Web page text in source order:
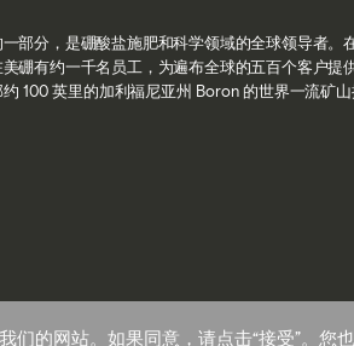
部分，是硼酸盐施肥和科学领域的全球领导者。
硼有约一千名员工，为遍布全球的五百个客户提
100 英里的加利福尼亚州 Boron 的世界一流矿
的网站。如果同意，请点击“接受”。您